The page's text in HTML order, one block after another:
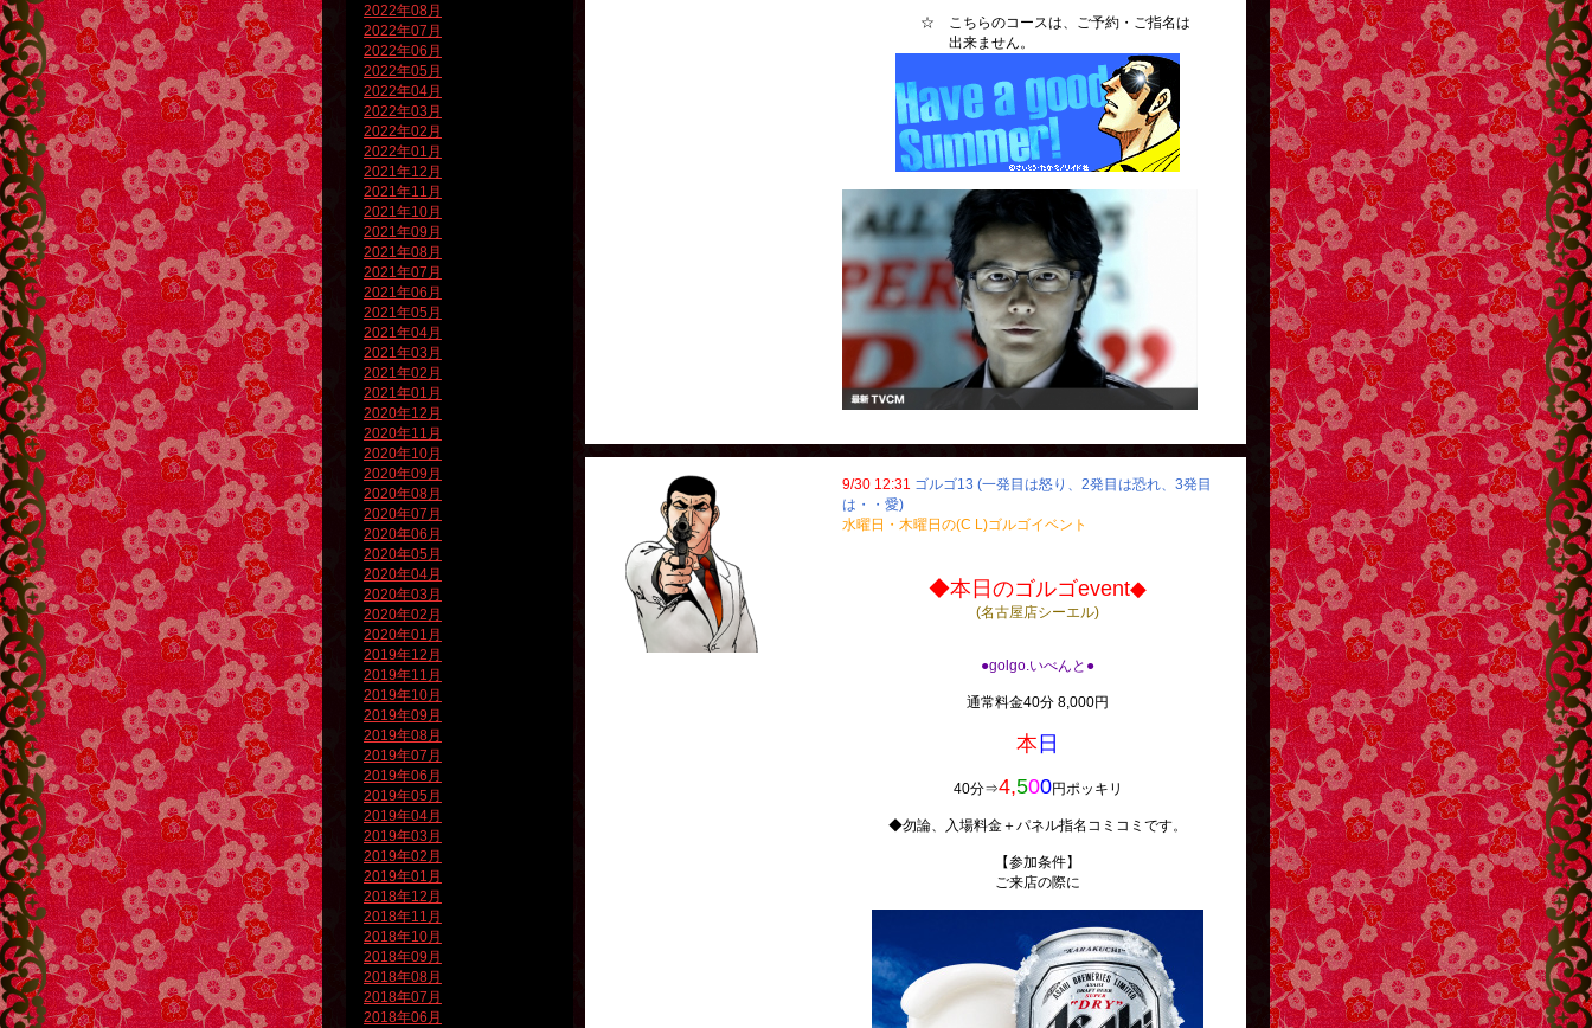
2022年08月
2022年07月
2022年06月
2022年05月
2022年04月
2022年03月
2022年02月
2022年01月
2021年12月
2021年11月
2021年10月
2021年09月
2021年08月
2021年07月
2021年06月
2021年05月
2021年04月
2021年03月
2021年02月
2021年01月
2020年12月
2020年11月
2020年10月
2020年09月
2020年08月
2020年07月
2020年06月
2020年05月
2020年04月
2020年03月
2020年02月
2020年01月
2019年12月
2019年11月
2019年10月
2019年09月
2019年08月
2019年07月
2019年06月
2019年05月
2019年04月
2019年03月
2019年02月
2019年01月
2018年12月
2018年11月
2018年10月
2018年09月
2018年08月
2018年07月
2018年06月
☆ こちらのコースは、ご予約・ご指名は
出来ません。
9/30 12:31 ゴルゴ13 (一発目は怒り、2発目は恐れ、3発目
は・・愛)
水曜日・木曜日の(C L)ゴルゴイベント
◆本日のゴルゴevent◆
(名古屋店シーエル)
●golgo.いべんと●
通常料金40分 8,000円
本 日
40分⇒4,500円ポッキリ
◆勿論、入場料金＋パネル指名コミコミです。
【参加条件】
ご来店の際に